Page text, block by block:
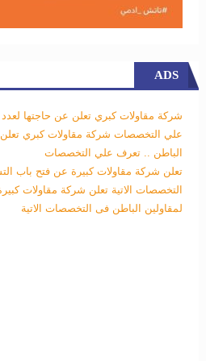
ADS
شركة مقاولات كبري تعلن عن حاجتها
علي التخصصات شركة مقاولات كبري
الباطن .. تعرف علي التخصصات
تعلن شركة مقاولات كبيرة عن فتح باب
التخصصات الاتية تعلن شركة مقاولات
لمقاولين الباطن فى التخصصات الاتية